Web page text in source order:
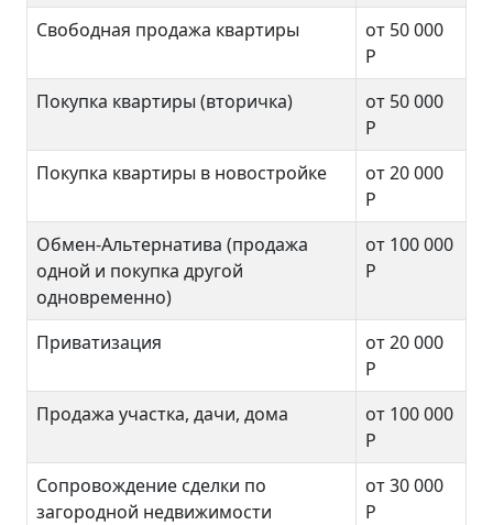
Свободная продажа квартиры
от 50 000
Р
Покупка квартиры (вторичка)
от 50 000
Р
Покупка квартиры в новостройке
от 20 000
Р
Обмен-Альтернатива (продажа
одной и покупка другой
одновременно)
от 100 000
Р
Приватизация
от 20 000
Р
Продажа участка, дачи, дома
от 100 000
Р
Сопровождение сделки по
загородной недвижимости
от 30 000
Р